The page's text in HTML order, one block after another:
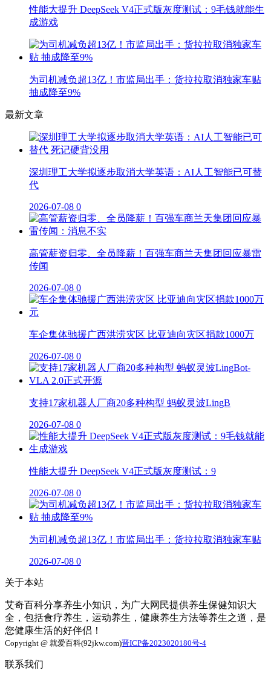
性能大提升 DeepSeek V4正式版灰度测试：9毛钱就能生
成游戏
为司机减负超13亿！市监局出手：货拉拉取消独家车贴
抽成降至9%
最新文章
深圳理工大学拟逐步取消大学英语：AI人工智能已可替
代
2026-07-08 0
高管薪资归零、全员降薪！百强车商兰天集团回应暴雷
传闻
2026-07-08 0
车企集体驰援广西洪涝灾区 比亚迪向灾区捐款1000万
2026-07-08 0
支持17家机器人厂商20多种构型 蚂蚁灵波LingB
2026-07-08 0
性能大提升 DeepSeek V4正式版灰度测试：9
2026-07-08 0
为司机减负超13亿！市监局出手：货拉拉取消独家车贴
2026-07-08 0
关于本站
艾奇百科分享养生小知识，为广大网民提供养生保健知识大
全，包括食疗养生，运动养生，健康养生方法等养生之道，是
您健康生活的好伴侣！
Copyright @ 就爱百科(92jkw.com)晋ICP备2023020180号-4
联系我们